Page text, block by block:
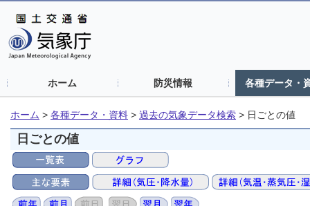
ホーム 防災情報 各種データ・
ホーム > 各種データ・資料 > 過去の気象データ検索 > 日ごとの値
日ごとの値